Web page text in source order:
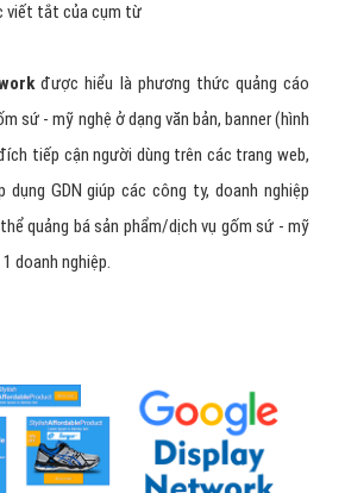
viết tắt của cụm từ
được hiểu là phương thức quảng cáo
sứ - mỹ nghệ ở dạng văn bản, banner (hình
tiếp cận người dùng trên các trang web,
dụng GDN giúp các công ty, doanh nghiệp
quảng bá sản phẩm/dịch vụ gốm sứ - mỹ
doanh nghiệp.